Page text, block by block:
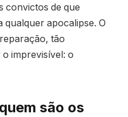
convictos de que
apocalipse. O
tão
imprevisível: o
são os